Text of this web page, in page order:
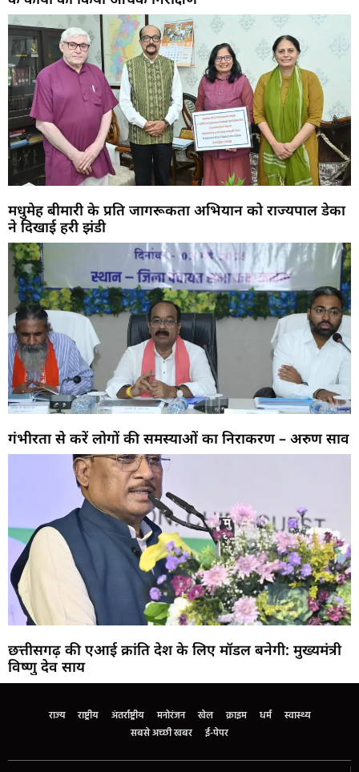
मधुमेह बीमारी के प्रति जागरूकता अभियान को राज्यपाल डेका
ने दिखाई हरी झंडी
गंभीरता से करें लोगों की समस्याओं का निराकरण – अरुण साव
छत्तीसगढ़ की एआई क्रांति देश के लिए मॉडल बनेगी: मुख्यमंत्री
विष्णु देव साय
राज्य राष्ट्रीय अंतर्राष्ट्रीय मनोरंजन खेल क्राइम धर्म
स्वास्थ्य
सबसे अच्छी खबर
ई-पेपर